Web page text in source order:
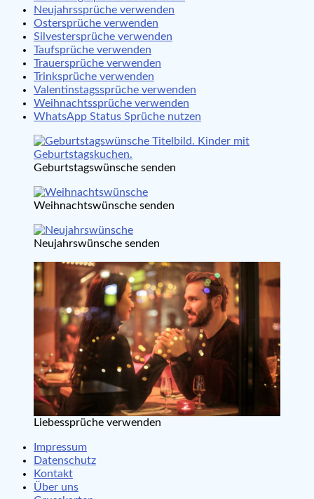
Neujahrssprüche verwenden
Ostersprüche verwenden
Silvestersprüche verwenden
Taufsprüche verwenden
Trauersprüche verwenden
Trinksprüche verwenden
Valentinstagssprüche verwenden
Weihnachtssprüche verwenden
WhatsApp Status Sprüche nutzen
Geburtstagswünsche senden
Weihnachtswünsche senden
Neujahrswünsche senden
Liebessprüche verwenden
Impressum
Datenschutz
Kontakt
Über uns